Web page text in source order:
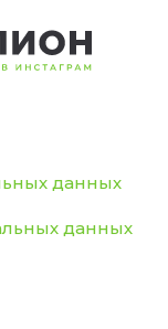
данных
данных